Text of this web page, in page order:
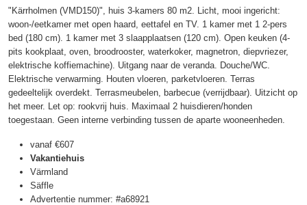
"Kärrholmen (VMD150)", huis 3-kamers 80 m2. Licht, mooi ingericht:
woon-/eetkamer met open haard, eettafel en TV. 1 kamer met 1 2-pers
bed (180 cm). 1 kamer met 3 slaapplaatsen (120 cm). Open keuken (4-
pits kookplaat, oven, broodrooster, waterkoker, magnetron, diepvriezer,
elektrische koffiemachine). Uitgang naar de veranda. Douche/WC.
Elektrische verwarming. Houten vloeren, parketvloeren. Terras
gedeeltelijk overdekt. Terrasmeubelen, barbecue (verrijdbaar). Uitzicht op
het meer. Let op: rookvrij huis. Maximaal 2 huisdieren/honden
toegestaan. Geen interne verbinding tussen de aparte wooneenheden.
vanaf €607
Vakantiehuis
Värmland
Säffle
Advertentie nummer: #a68921